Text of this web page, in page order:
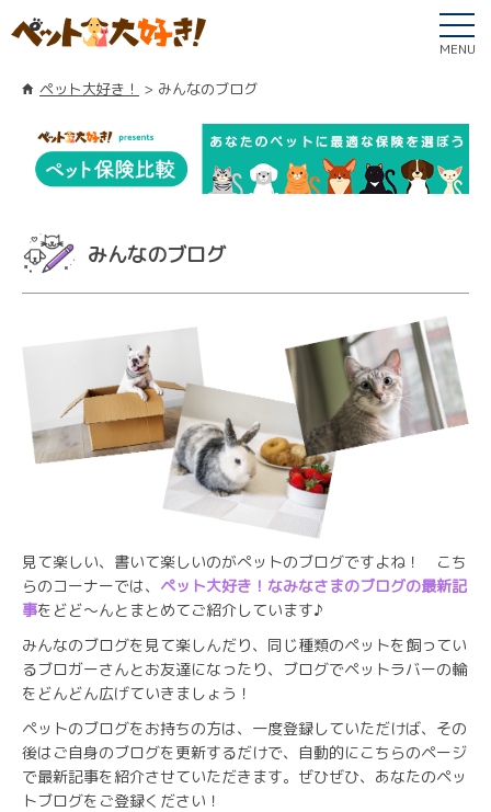
MENU
ペット大好き！ みんなのブログ
みんなのブログ
見て楽しい、書いて楽しいのがぺットのブログですよね！ こち
らのコーナーでは、 ペット大好き！なみなさまのブログの最新記
事をどど～んとまとめてご紹介しています♪
みんなのブログを見て楽しんだり、同じ種類のペットを飼ってい
るブロガーさんとお友達になったり、ブログでペットラバーの輪
をどんどん広げていきましょう！
ペットのブログをお持ちの方は、一度登録していただけば、その
後はご自身のブログを更新するだけで、自動的にこちらのページ
で最新記事を紹介させていただきます。ぜひぜひ、あなたのペッ
トブログをご登録ください！